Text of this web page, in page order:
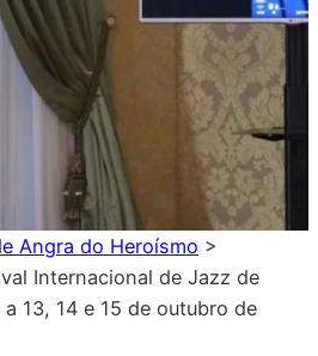
Angra do Heroísmo >
Internacional de Jazz de
13, 14 e 15 de outubro de